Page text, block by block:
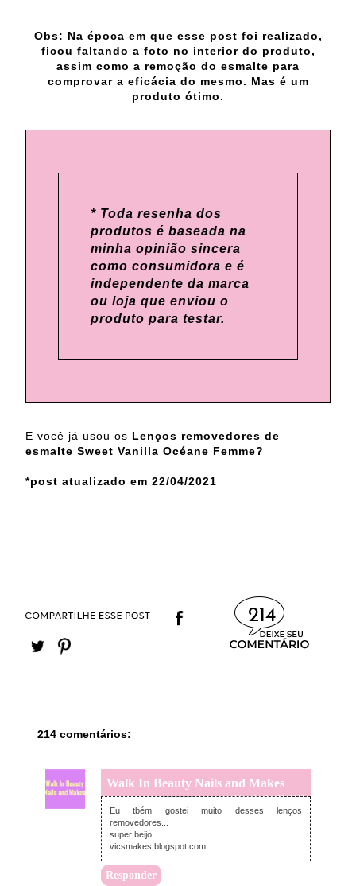
Obs: Na época em que esse post foi realizado,
ficou faltando a foto no interior do produto,
assim como a remoção do esmalte para
comprovar a eficácia do mesmo. Mas é um
produto ótimo.
* Toda resenha dos
produtos é baseada na
minha opinião sincera
como consumidora e é
independente da marca
ou loja que enviou o
produto para testar.
E você já usou os Lenços removedores de
esmalte Sweet Vanilla Océane Femme?
*post atualizado em 22/04/2021
214
214 comentários:
Walk In Beauty Nails and Makes
quarta-feira, junho 26, 2013
Eu tbém gostei muito desses lenços
removedores...
super beijo...
vicsmakes.blogspot.com
Responder